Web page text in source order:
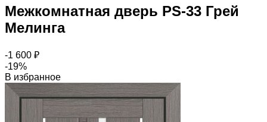
Межкомнатная дверь PS-33 Грей
Мелинга
-1 600 ₽
-19%
В избранное